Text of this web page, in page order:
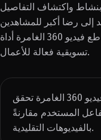
واكتشاف التفاصيل
إلى رضا أكبر للمشاهدين
وتذكر العلامة التجارية، مما يجعل مقاطع فيديو 360 الغامرة أداة
تسويقية فعالة للأعمال.
وجدت الدراسات أن مقاطع فيديو 360 الغامرة تحقق
المستخدم مقارنةً
بالفيديوهات التقليدية.